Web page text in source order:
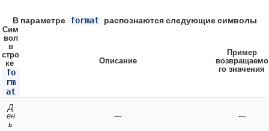
В параметре format распознаются следующие символы
Сим
вол
в
стро
ке
fo
rm
at
Описание
Пример
возвращаемо
го значения
Д
ен
ь
--- ---